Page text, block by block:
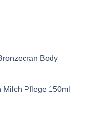
Body
Pflege 150ml